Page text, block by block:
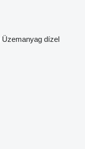
Üzemanyag dízel